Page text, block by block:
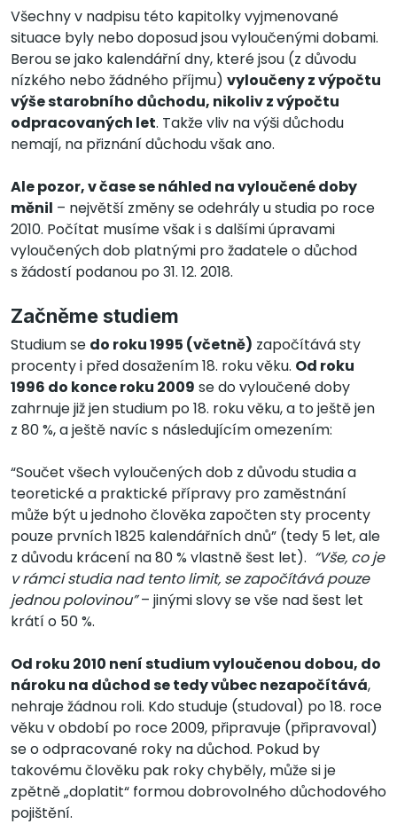
Všechny v nadpisu této kapitolky vyjmenované
situace byly nebo doposud jsou vyloučenými dobami.
Berou se jako kalendářní dny, které jsou (z důvodu
nízkého nebo žádného příjmu) vyloučeny z výpočtu
výše starobního důchodu, nikoliv z výpočtu
odpracovaných let. Takže vliv na výši důchodu
nemají, na přiznání důchodu však ano.
Ale pozor, v čase se náhled na vyloučené doby
měnil – největší změny se odehrály u studia po roce
2010. Počítat musíme však i s dalšími úpravami
vyloučených dob platnými pro žadatele o důchod
s žádostí podanou po 31. 12. 2018.
Začněme studiem
Studium se do roku 1995 (včetně) započítává sty
procenty i před dosažením 18. roku věku. Od roku
1996 do konce roku 2009 se do vyloučené doby
zahrnuje již jen studium po 18. roku věku, a to ještě jen
z 80 %, a ještě navíc s následujícím omezením:
“Součet všech vyloučených dob z důvodu studia a
teoretické a praktické přípravy pro zaměstnání
může být u jednoho člověka započten sty procenty
pouze prvních 1825 kalendářních dnů” (tedy 5 let, ale
z důvodu krácení na 80 % vlastně šest let). “Vše, co je
v rámci studia nad tento limit, se započítává pouze
jednou polovinou”– jinými slovy se vše nad šest let
krátí o 50 %.
Od roku 2010 není studium vyloučenou dobou, do
nároku na důchod se tedy vůbec nezapočítává,
nehraje žádnou roli. Kdo studuje (studoval) po 18. roce
věku v období po roce 2009, připravuje (připravoval)
se o odpracované roky na důchod. Pokud by
takovému člověku pak roky chyběly, může si je
zpětně „doplatit“ formou dobrovolného důchodového
pojištění.